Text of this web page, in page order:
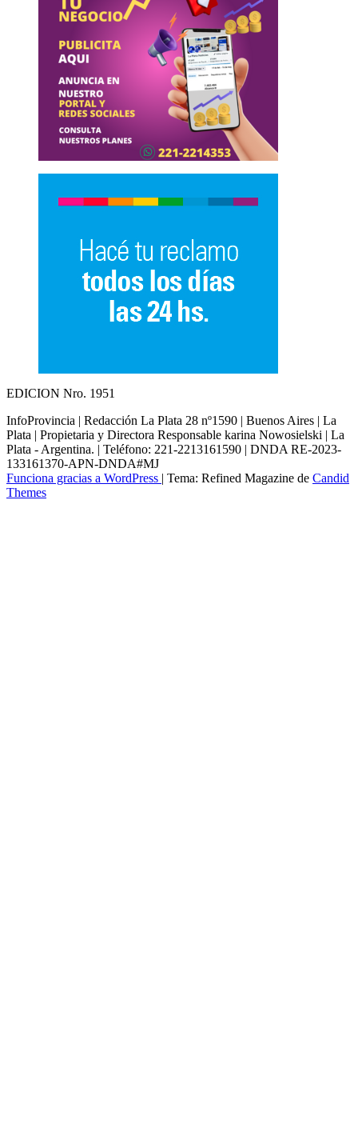
EDICION Nro. 1951
InfoProvincia | Redacción La Plata 28 nº1590 | Buenos Aires | La
Plata | Propietaria y Directora Responsable karina Nowosielski | La
Plata - Argentina. | Teléfono: 221-2213161590 | DNDA RE-2023-
133161370-APN-DNDA#MJ
Funciona gracias a WordPress | Tema: Refined Magazine de Candid
Themes